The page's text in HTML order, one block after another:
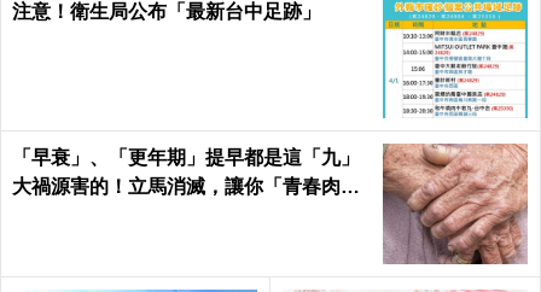
注意！衛生局公布「最新台中足跡」
「早衰」、「更年期」提早都是這「九」
大禍源害的！立馬消滅，讓你「青春肉